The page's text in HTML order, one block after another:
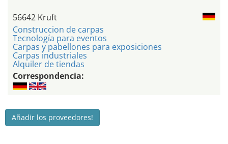
56642 Kruft
Construccion de carpas
Tecnología para eventos
Carpas y pabellones para exposiciones
Carpas industriales
Alquiler de tiendas
Correspondencia:
Añadir los proveedores!